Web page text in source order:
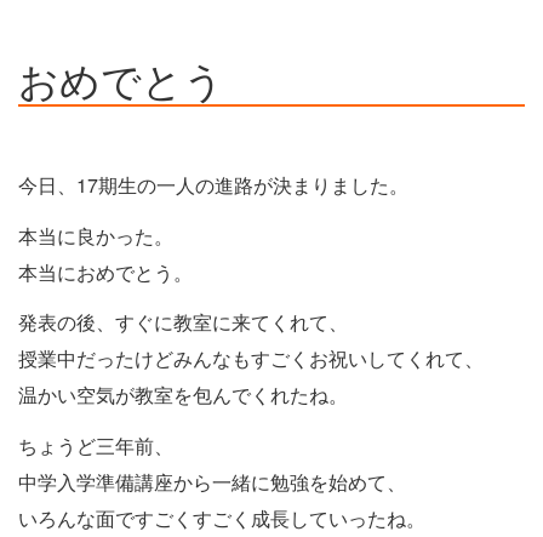
おめでとう
今日、17期生の一人の進路が決まりました。
本当に良かった。
本当におめでとう。
発表の後、すぐに教室に来てくれて、
授業中だったけどみんなもすごくお祝いしてくれて、
温かい空気が教室を包んでくれたね。
ちょうど三年前、
中学入学準備講座から一緒に勉強を始めて、
いろんな面ですごくすごく成長していったね。